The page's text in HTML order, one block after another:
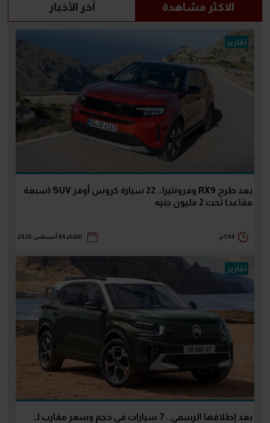
الاكثر مشاهدة آخر الأخبار
تقارير
بعد طرح RX9 وفرونتيرا.. 22 سيارة كروس أوفر SUV (سبعة
مقاعد) تحت 2 مليون جنيه
1:04 م الثلاثاء 04 أغسطس 2026
تقارير
بعد إطلاقها الرسمي.. 7 سيارات في حجم وسعر مقارب لـ